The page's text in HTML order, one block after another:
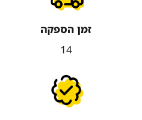
זמן הספקה
14